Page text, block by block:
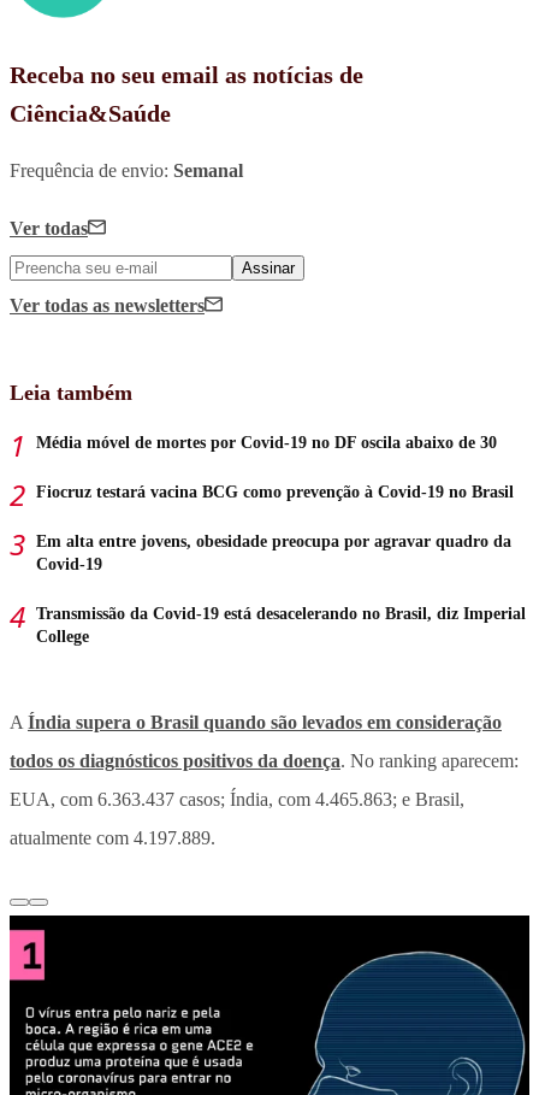
Receba no seu email as notícias de
Ciência&Saúde
Frequência de envio: Semanal
Ver todas
Assinar
Ver todas as newsletters
Leia também
Média móvel de mortes por Covid-19 no DF oscila abaixo de 30
Fiocruz testará vacina BCG como prevenção à Covid-19 no Brasil
Em alta entre jovens, obesidade preocupa por agravar quadro da
Covid-19
Transmissão da Covid-19 está desacelerando no Brasil, diz Imperial
College
A Índia supera o Brasil quando são levados em consideração
todos os diagnósticos positivos da doença. No ranking aparecem:
EUA, com 6.363.437 casos; Índia, com 4.465.863; e Brasil,
atualmente com 4.197.889.